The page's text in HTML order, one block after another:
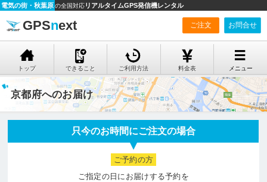
電気の街・秋葉原の全国対応リアルタイムGPS発信機レンタル
GPSnext ご注文 お問合せ
トップ できること ご利用方法 料金表 メニュー
京都府へのお届け
只今のお時間にご注文の場合
ご予約の方
ご指定の日にお届けする予約を